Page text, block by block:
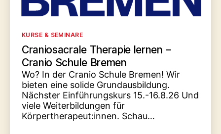
Kategorien
KURSE & SEMINARE
Craniosacrale Therapie lernen –
Cranio Schule Bremen
Wo? In der Cranio Schule Bremen! Wir
bieten eine solide Grundausbildung.
Nächster Einführungskurs 15.-16.8.26 Und
viele Weiterbildungen für
Körpertherapeut:innen. Schau…